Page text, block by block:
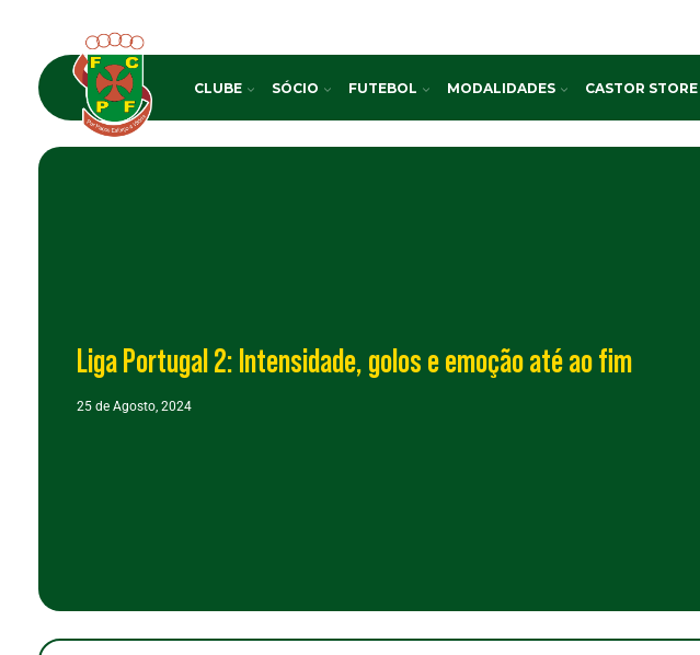
CLUBE SÓCIO FUTEBOL MODALIDADES CASTOR STORE
Liga Portugal 2: Intensidade, golos e emoção até ao fim
25 de Agosto, 2024